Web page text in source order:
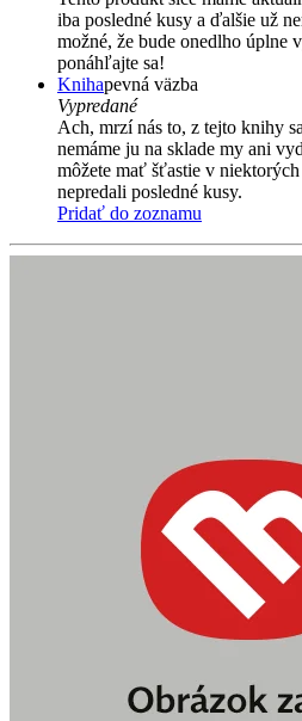
iba posledné kusy a ďalšie už
možné, že bude onedlho úplne
ponáhľajte sa!
Knihapevná väzba
Vypredané
Ach, mrzí nás to, z tejto knihy
nemáme ju na sklade my ani
môžete mať šťastie v
nepredali posledné kusy.
Pridať do zoznamu